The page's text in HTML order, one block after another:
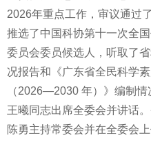
2026年重点工作，审议通过
推选了中国科协第十一次全
委员会委员候选人，听取了
况报告和《广东省全民科学
（2026—2030 年）》编制
王曦同志出席全委会并讲话
陈勇主持常委会并在全委会